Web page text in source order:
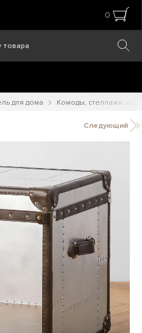
0
для дома Комоды, стеллажи,
Следующий